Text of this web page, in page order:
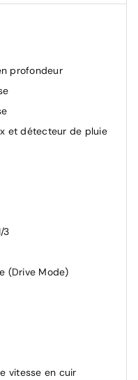
profondeur
et détecteur de pluie
signalisation
et chauffants
3
(Drive Mode)
vitesse en cuir